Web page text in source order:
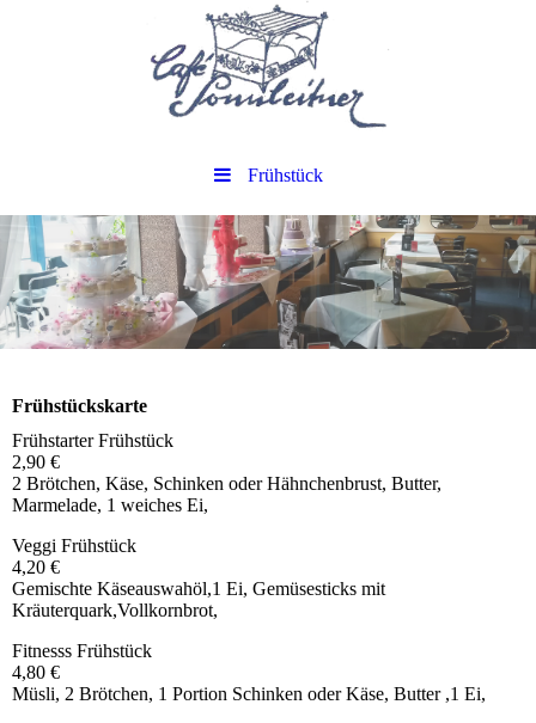
Frühstück
Frühstückskarte
Frühstarter Frühstück
2,90 €
2 Brötchen, Käse, Schinken oder Hähnchenbrust, Butter,
Marmelade, 1 weiches Ei,
Veggi Frühstück
4,20 €
Gemischte Käseauswahöl,1 Ei, Gemüsesticks mit
Kräuterquark,Vollkornbrot,
Fitnesss Frühstück
4,80 €
Müsli, 2 Brötchen, 1 Portion Schinken oder Käse, Butter ,1 Ei,